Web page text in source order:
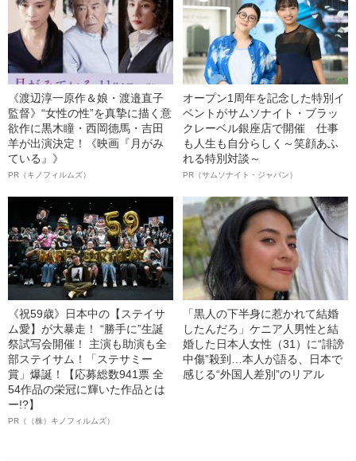
《渡辺淳一原作＆娘・渡邉直子
監督》“女性の性”を真摯に描く意
欲作に黒木瞳・西岡德馬・吉田
羊が出演決定！《映画『月がみ
ている』》
PR（キノフィルムズ）
オープン1周年を記念した特別イ
ベントがサムソナイト・ブラッ
クレーベル銀座店で開催 仕事
も人生も自分らしく～笑顔あふ
れる特別対談～
PR（サムソナイト・ジャパン）
《祝59歳》日本中の【ステイサ
ム愛】が大暴走！ “勝手に”生誕
祭試写会開催！ 主演も助演も全
部ステイサム！「ステサミー
賞」爆誕！【応募総数941票 全
54作品の栄冠に輝いた作品とは
ー!?】
PR（（株）キノフィルムズ）
「黒人の下半身に惹かれて結婚
したんだろ」ケニア人男性と結
婚した日本人女性（31）に“誹謗
中傷”殺到…本人が語る、日本で
感じる“外国人差別”のリアル